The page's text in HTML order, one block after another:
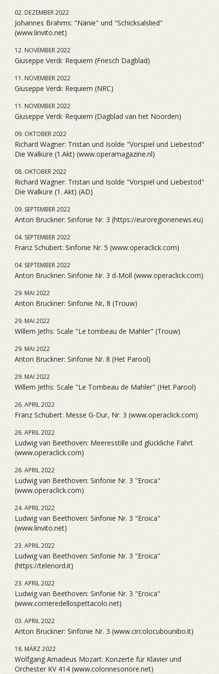
02. DEZEMBER 2022
Johannes Brahms: "Nänie" und "Schicksalslied"
(www.linvito.net)
12. NOVEMBER 2022
Giuseppe Verdi: Requiem (Friesch Dagblad)
11. NOVEMBER 2022
Giuseppe Verdi: Requiem (NRC)
11. NOVEMBER 2022
Giuseppe Verdi: Requiem (Dagblad van het Noorden)
09. OKTOBER 2022
Richard Wagner: Tristan und Isolde "Vorspiel und Liebestod"
Die Walküre (1.Akt) (www.operamagazine.nl)
08. OKTOBER 2022
Richard Wagner: Tristan und Isolde "Vorspiel und Liebestod"
Die Walküre (1. Akt) (AD)
09. SEPTEMBER 2022
Anton Bruckner: Sinfonie Nr. 3 (https://euroregionenews.eu)
04. SEPTEMBER 2022
Franz Schubert: Sinfonie Nr. 5 (www.operaclick.com)
04. SEPTEMBER 2022
Anton Bruckner: Sinfonie Nr. 3 d-Moll (www.operaclick.com)
29. MAI 2022
Anton Bruckner: Sinfonie Nr, 8 (Trouw)
29. MAI 2022
Willem Jeths: Scale "Le tombeau de Mahler" (Trouw)
29. MAI 2022
Anton Bruckner: Sinfonie Nr. 8 (Het Parool)
29. MAI 2022
Willem Jeths: Scale "Le Tombeau de Mahler" (Het Parool)
26. APRIL 2022
Franz Schubert: Messe G-Dur, Nr. 3 (www.operaclick.com)
26. APRIL 2022
Ludwig van Beethoven: Meeresstille und glückliche Fahrt
(www.operaclick.com)
26. APRIL 2022
Ludwig van Beethoven: Sinfonie Nr. 3 "Eroica"
(www.operaclick.com)
24. APRIL 2022
Ludwig van Beethoven: Sinfonie Nr. 3 "Eroica"
(www.linvito.net)
23. APRIL 2022
Ludwig van Beethoven: Sinfonie Nr. 3 "Eroica"
(https://telenord.it)
23. APRIL 2022
Ludwig van Beethoven: Sinfonie Nr. 3 "Eroica"
(www.corrieredellospettacolo.net)
03. APRIL 2022
Anton Bruckner: Sinfonie Nr. 3 (www.circolocubounibo.it)
18. MÄRZ 2022
Wolfgang Amadeus Mozart: Konzerte für Klavier und
Orchester KV 414 (www.colonnesonore.net)